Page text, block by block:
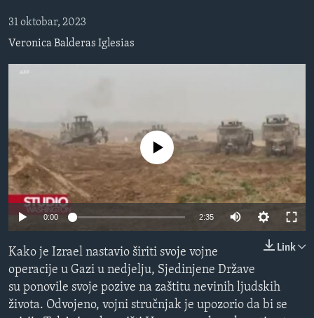
SVIJET
KORUPCIJA
SLOBODA MEDIJA
ŽENSKA STRANA
MAGAZIN
O GLASU AMERIKE
Learning English
Jezici
31 oktobar, 2023
Veronica Balderas Iglesias
No media source currently available
0:00 2:35
Link
Kako je Izrael nastavio širiti svoje vojne
operacije u Gazi u nedjelju, Sjedinjene Države
su ponovile svoje pozive na zaštitu nevinih ljudskih
života. Odvojeno, vojni stručnjak je upozorio da bi se